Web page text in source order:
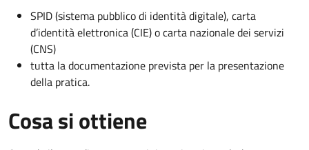
SPID (sistema pubblico di identità digitale), carta
d’identità elettronica (CIE) o carta nazionale dei servizi
(CNS)
tutta la documentazione prevista per la presentazione
della pratica.
Cosa si ottiene